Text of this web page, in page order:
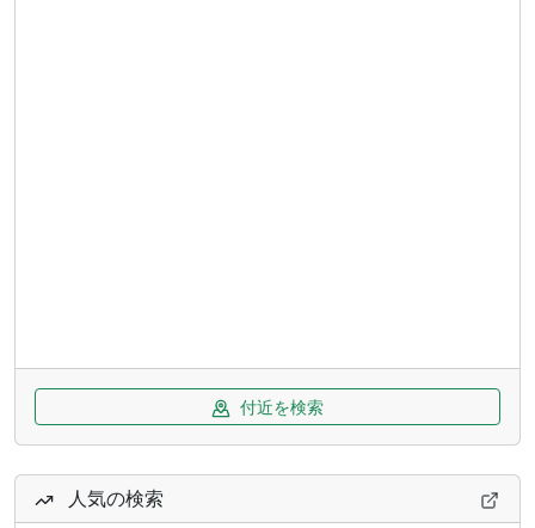
付近を検索
人気の検索